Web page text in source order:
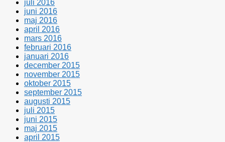
juli 2016
juni 2016
maj 2016
april 2016
mars 2016
februari 2016
januari 2016
december 2015
november 2015
oktober 2015
september 2015
augusti 2015
juli 2015
juni 2015
maj 2015
april 2015